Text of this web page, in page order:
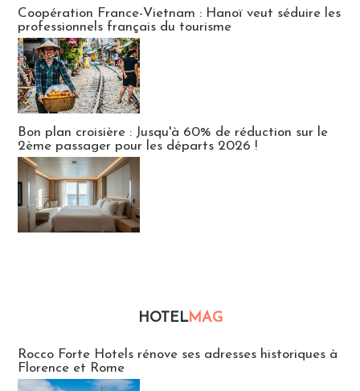
Coopération France-Vietnam : Hanoï veut séduire les
professionnels français du tourisme
Bon plan croisière : Jusqu'à 60% de réduction sur le
2ème passager pour les départs 2026 !
HOTELMAG
Rocco Forte Hotels rénove ses adresses historiques à
Florence et Rome